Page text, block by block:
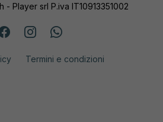
- Player srl P.iva IT10913351002
Termini e condizioni